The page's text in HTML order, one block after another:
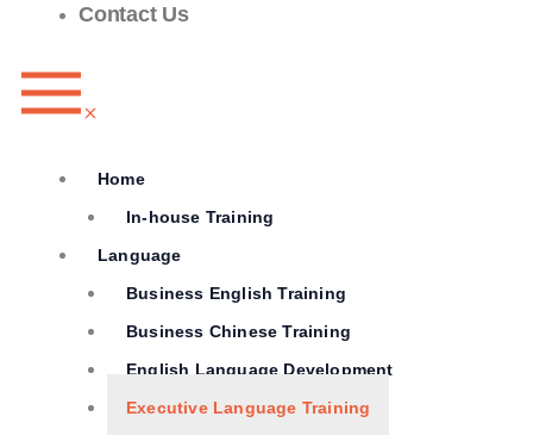
Contact Us
Home
In-house Training
Language
Business English Training
Business Chinese Training
English Language Development
Executive Language Training